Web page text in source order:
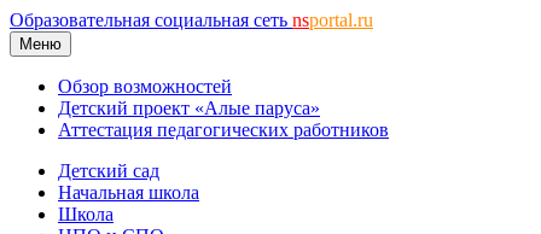
Образовательная социальная сеть nsportal.ru
Меню
Обзор возможностей
Детский проект «Алые паруса»
Аттестация педагогических работников
Детский сад
Начальная школа
Школа